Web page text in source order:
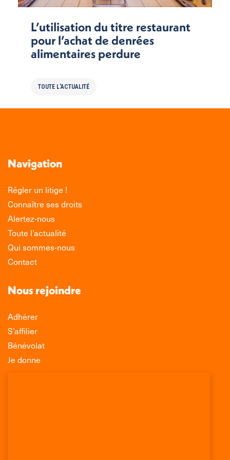
L’utilisation du titre restaurant
pour l’achat de denrées
alimentaires perdure
TOUTE L'ACTUALITÉ
Navigation
Régler un litige !
Connaître ses droits
Alertez-nous
Toute l’actualité
Qui sommes-nous
Contact
Nous rejoindre
Adhérer
S’affilier
Bénévolat
Je donne